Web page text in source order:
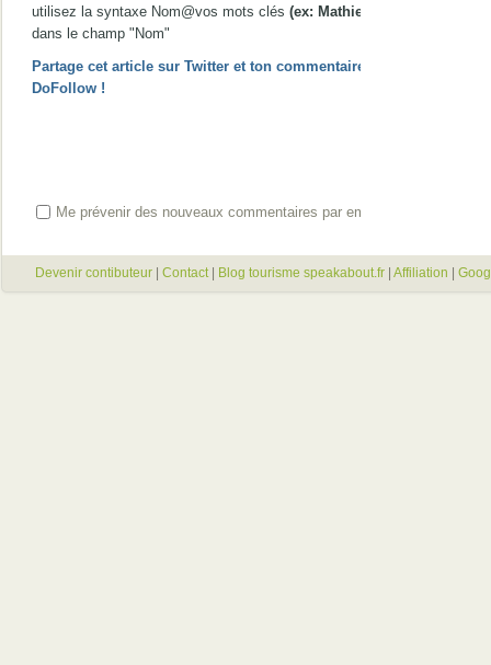
utilisez la syntaxe Nom@vos mots clés (ex: Mathieu@gîte Nice)
dans le champ "Nom"
Partage cet article sur Twitter et ton commentaire passera en
DoFollow !
Me prévenir des nouveaux commentaires par email
Devenir contibuteur | Contact | Blog tourisme speakabout.fr | Affiliation |